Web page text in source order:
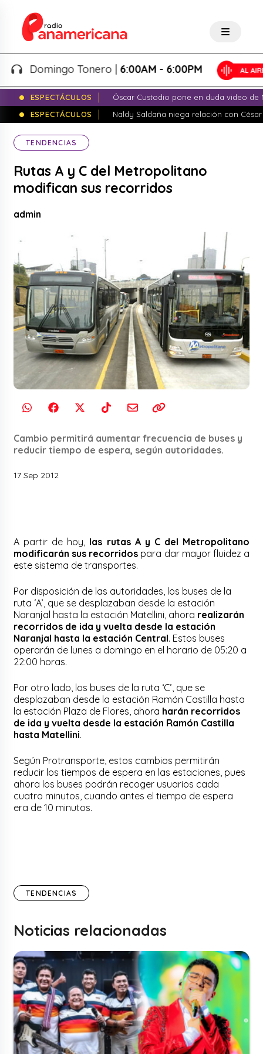
Domingo Tonero |6:00AM - 6:00PM
ESPECTÁCULOS
Óscar Custodio pone en duda video de
ESPECTÁCULOS
Naldy Saldaña niega relación con
TENDENCIAS
Rutas A y C del Metropolitano
modifican sus recorridos
admin
Cambio permitirá aumentar frecuencia de buses y
reducir tiempo de espera, según autoridades.
17 Sep 2012
A partir de hoy, las rutas A y C del Metropolitano
modificarán sus recorridos para dar mayor fluidez a
este sistema de transportes.
Por disposición de las autoridades, los buses de la
ruta ‘A’, que se desplazaban desde la estación
Naranjal hasta la estación Matellini, ahora realizarán
recorridos de ida y vuelta desde la estación
Naranjal hasta la estación Central. Estos buses
operarán de lunes a domingo en el horario de 05:20 a
22:00 horas.
Por otro lado, los buses de la ruta ‘C’, que se
desplazaban desde la estación Ramón Castilla hasta
la estación Plaza de Flores, ahora harán recorridos
de ida y vuelta desde la estación Ramón Castilla
hasta Matellini.
Según Protransporte, estos cambios permitirán
reducir los tiempos de espera en las estaciones, pues
ahora los buses podrán recoger usuarios cada
cuatro minutos, cuando antes el tiempo de espera
era de 10 minutos.
TENDENCIAS
Noticias relacionadas